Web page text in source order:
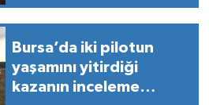
Bursa’da iki pilotun
yaşamını yitirdiği
kazanın inceleme